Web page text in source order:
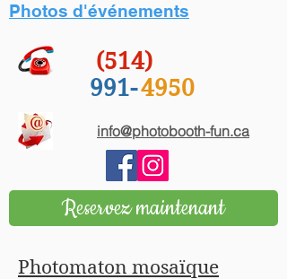
(514)
991-4950
info@photobooth-fun.ca
Photos d'événements
Reservez maintenant
Photomaton mosaïque